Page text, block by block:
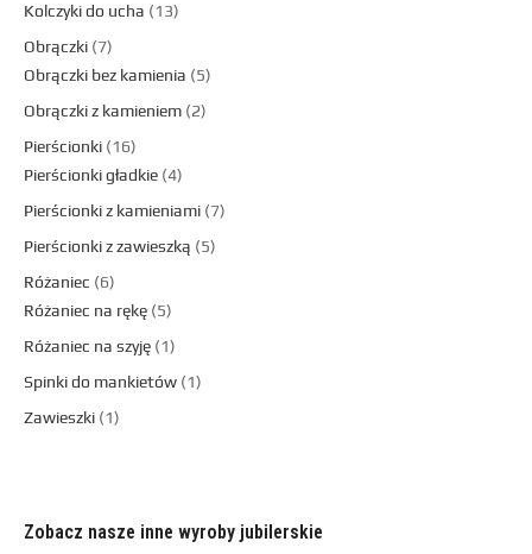
Kolczyki do ucha
13
Obrączki 7
Obrączki bez kamienia
5
Obrączki z kamieniem 2
Pierścionki 16
Pierścionki gładkie 4
Pierścionki z kamieniami 7
Pierścionki z zawieszką
5
Różaniec
6
Różaniec na rękę 5
Różaniec na szyję 1
Spinki do mankietów 1
Zawieszki 1
Zobacz nasze inne wyroby jubilerskie